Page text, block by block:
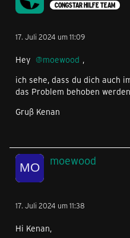
CONGSTAR HILFE TEAM
17. Juli 2024 um 11:09
Hey moewood ,
ich sehe, dass du dich auch
das Problem behoben
Gruß Kenan
moewood
17. Juli 2024 um 11:38
Hi Kenan,